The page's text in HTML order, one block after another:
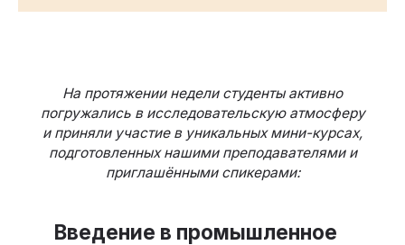
На протяжении недели студенты активно
погружались в исследовательскую атмосферу
и приняли участие в уникальных мини-курсах,
подготовленных нашими преподавателями и
приглашёнными спикерами:
Введение в промышленное